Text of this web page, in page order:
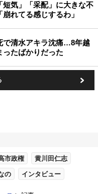
短気」「采配」に大きな不
れてる感じするわ」
で清水アキラ沈痛…8年越
ったばかりだった
市政権 黄川田仁志
の インタビュー